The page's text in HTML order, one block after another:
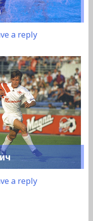
a reply
a reply